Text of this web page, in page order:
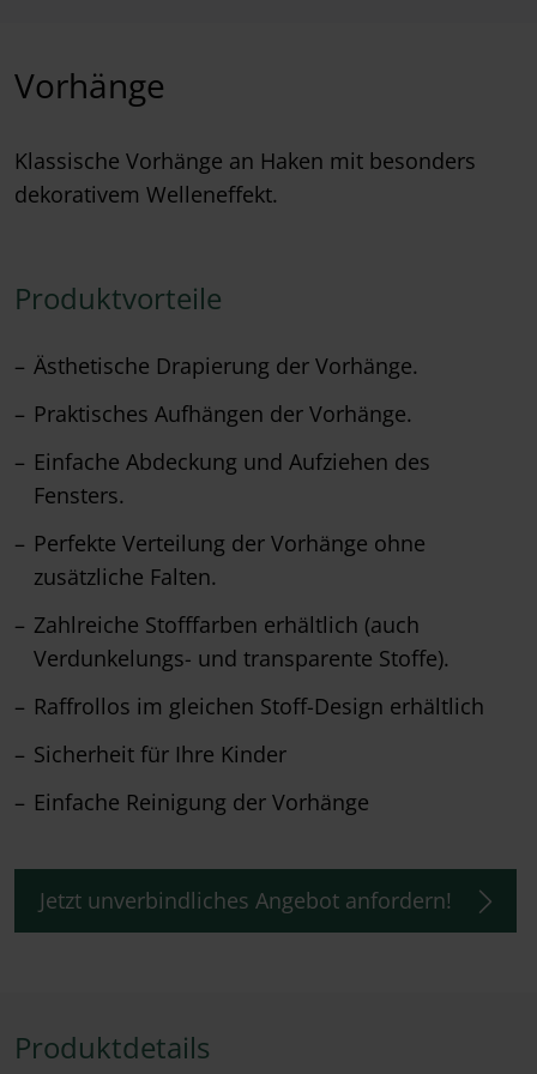
Vorhänge
Klassische Vorhänge an Haken mit besonders
dekorativem Welleneffekt.
Produktvorteile
Ästhetische Drapierung der Vorhänge.
Praktisches Aufhängen der Vorhänge.
Einfache Abdeckung und Aufziehen des
Fensters.
Perfekte Verteilung der Vorhänge ohne
zusätzliche Falten.
Zahlreiche Stofffarben erhältlich (auch
Verdunkelungs- und transparente Stoffe).
Raffrollos im gleichen Stoff-Design erhältlich
Sicherheit für Ihre Kinder
Einfache Reinigung der Vorhänge
Jetzt unverbindliches Angebot anfordern!
Produktdetails